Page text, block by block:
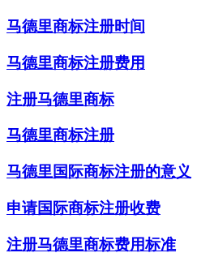
马德里商标注册时间
马德里商标注册费用
注册马德里商标
马德里商标注册
马德里国际商标注册的意义
申请国际商标注册收费
注册马德里商标费用标准